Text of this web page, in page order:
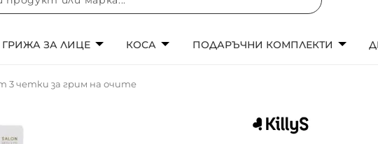
ГРИЖА ЗА ЛИЦЕ КОСА ПОДАРЪЧНИ КОМПЛЕКТИ
3 четки за грим на очите